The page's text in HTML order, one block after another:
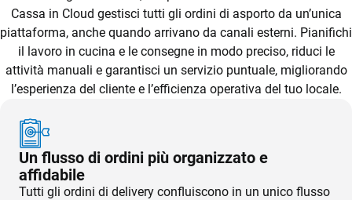
CRM
Ecommerce
Email Marketing
Fatturazione
Financial Solutions
HR
Trust Services
Cassa in Cloud gestisci tutti gli ordini di asporto da un’unica
piattaforma, anche quando arrivano da canali esterni. Pianifichi
il lavoro in cucina e le consegne in modo preciso, riduci le
attività manuali e garantisci un servizio puntuale, migliorando
l’esperienza del cliente e l’efficienza operativa del tuo locale.
Un flusso di ordini più organizzato e
affidabile
Tutti gli ordini di delivery confluiscono in un unico flusso